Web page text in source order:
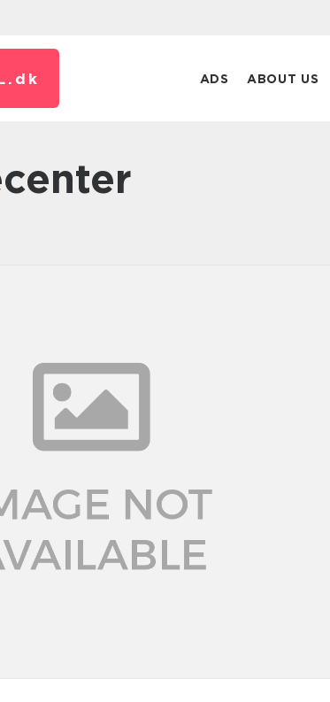
dk ADS ABOUT US